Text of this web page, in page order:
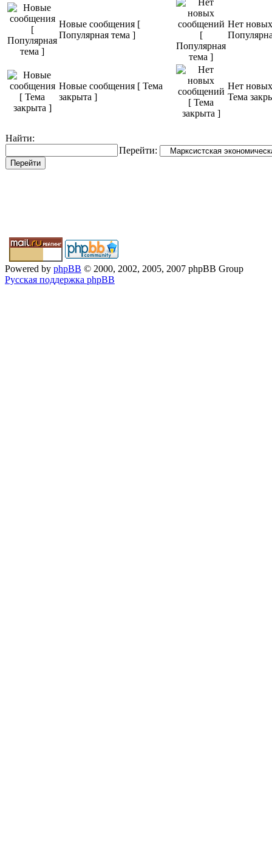
Новые сообщения [
Популярная тема ]
Нет
Новые сообщения [ Тема
закрыта ]
Нет
Тема
Найти:
Перейти:
Powered by phpBB © 2000, 2002, 2005, 2007 phpBB Group
Русская поддержка phpBB